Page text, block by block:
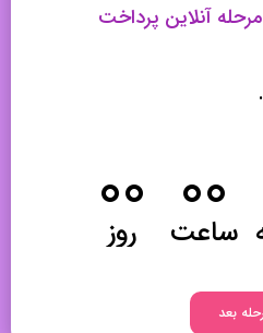
آنلاین پرداخت
۰۰
روز ۰۰
ساعت
بعد